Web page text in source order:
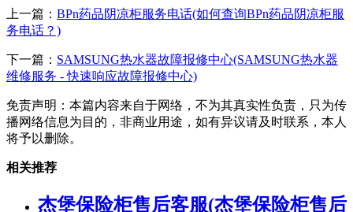
上一篇： BPn药品阴凉柜服务电话(如何查询BPn药品阴凉柜服
务电话？)
下一篇： SAMSUNG热水器故障报修中心(SAMSUNG热水器
维修服务 - 快速响应故障报修中心)
免责声明：本篇内容来自于网络，不为其真实性负责，只为传
播网络信息为目的，非商业用途，如有异议请及时联系，本人
将予以删除。
相关推荐
杰堡保险柜售后客服(杰堡保险柜售后